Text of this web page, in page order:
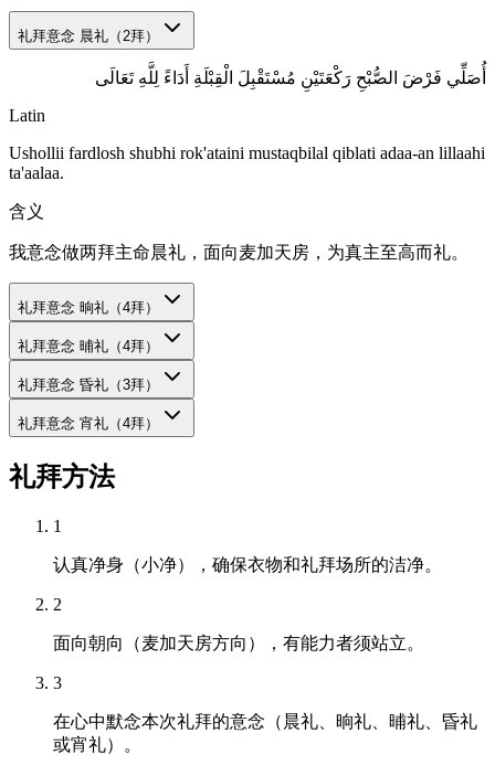
礼拜意念 晨礼（2拜）
أُصَلِّي فَرْضَ الصُّبْحِ رَكْعَتَيْنِ مُسْتَقْبِلَ الْقِبْلَةِ أَدَاءً لِلَّهِ تَعَالَى
Latin
Ushollii fardlosh shubhi rok'ataini mustaqbilal qiblati adaa-an lillaahi
ta'aalaa.
含义
我意念做两拜主命晨礼，面向麦加天房，为真主至高而礼。
礼拜意念 晌礼（4拜）
礼拜意念 晡礼（4拜）
礼拜意念 昏礼（3拜）
礼拜意念 宵礼（4拜）
礼拜方法
1
认真净身（小净），确保衣物和礼拜场所的洁净。
2
面向朝向（麦加天房方向），有能力者须站立。
3
在心中默念本次礼拜的意念（晨礼、晌礼、晡礼、昏礼
或宵礼）。